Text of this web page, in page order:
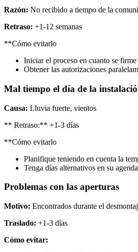
Razón: No recibido a tiempo de la
Retraso: +1-12 semanas
**Cómo evitarlo
Iniciar el proceso en cuanto se
Obtener las autorizaciones
Mal tiempo el día de la
Causa: Lluvia fuerte, vientos
** Retraso:** +1-3 días
**Cómo evitarlo
Planifique teniendo en cuenta la
Tenga días alternativos en su agenda
Problemas con las aperturas
Motivo: Encontrados durante el
Traslado: +1-3 días
Cómo evitar: